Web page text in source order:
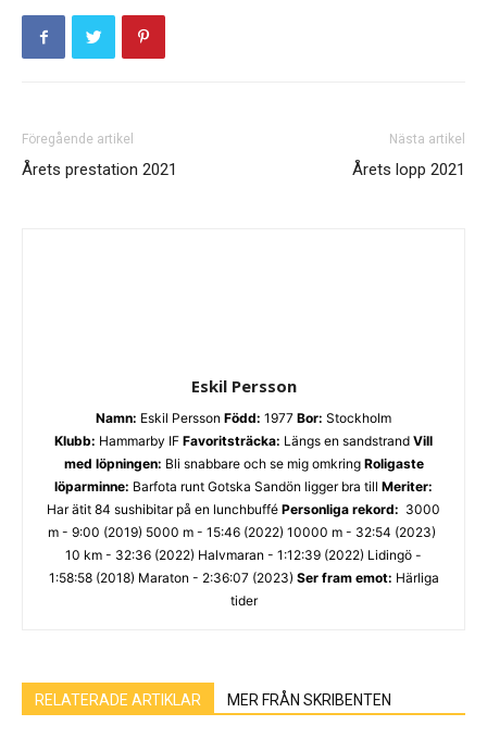
Föregående artikel
Årets prestation 2021
Nästa artikel
Årets lopp 2021
Eskil Persson
Namn: Eskil Persson Född: 1977 Bor: Stockholm
Klubb: Hammarby IF Favoritsträcka: Längs en sandstrand Vill
med löpningen: Bli snabbare och se mig omkring Roligaste
löparminne: Barfota runt Gotska Sandön ligger bra till Meriter:
Har ätit 84 sushibitar på en lunchbuffé Personliga rekord: 3000
m - 9:00 (2019) 5000 m - 15:46 (2022) 10000 m - 32:54 (2023)
10 km - 32:36 (2022) Halvmaran - 1:12:39 (2022) Lidingö -
1:58:58 (2018) Maraton - 2:36:07 (2023) Ser fram emot: Härliga
tider
RELATERADE ARTIKLAR MER FRÅN SKRIBENTEN